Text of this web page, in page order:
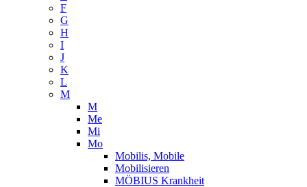
F
G
H
I
J
K
L
M
M
Me
Mi
Mo
Mobilis, Mobile
Mobilisieren
MÖBIUS Krankheit